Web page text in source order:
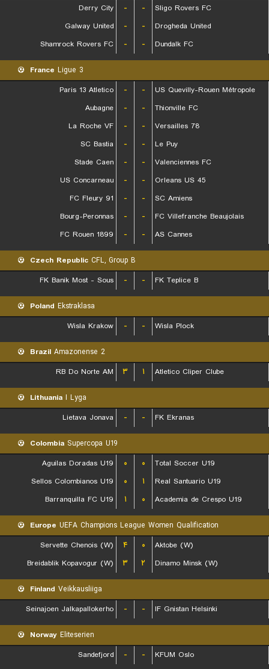
Derry City
- -
Sligo Rovers FC
Galway United
- -
Drogheda United
Shamrock Rovers FC
- - Dundalk FC
France Ligue 3
Paris 13 Atletico
- -
US Quevilly-Rouen Métropole
Aubagne
- -
Thionville FC
La Roche VF
- -
Versailles 78
SC Bastia
- -
Le Puy
Stade Caen
- -
Valenciennes FC
US Concarneau
- -
Orleans US 45
FC Fleury 91
- -
SC Amiens
Bourg-Peronnas
- -
FC Villefranche Beaujolais
FC Rouen 1899
- - AS Cannes
Czech Republic CFL, Group B
FK Banik Most - Sous
- - FK Teplice B
Poland Ekstraklasa
Wisla Krakow
- - Wisla Plock
Brazil Amazonense 2
RB Do Norte AM
۳ ۱ Atletico Cliper Clube
Lithuania I Lyga
Lietava Jonava
- - FK Ekranas
Colombia Supercopa U19
Aguilas Doradas U19
۰ ۰
Total Soccer U19
Sellos Colombianos U19
۰ ۱
Real Santuario U19
Barranquilla FC U19
۱ ۰ Academia de Crespo U19
Europe UEFA Champions League Women Qualification
Servette Chenois (W)
۴ ۰
Aktobe (W)
Breidablik Kopavogur (W)
۳ ۲ Dinamo Minsk (W)
Finland Veikkausliiga
Seinajoen Jalkapallokerho
- - IF Gnistan Helsinki
Norway Eliteserien
Sandefjord
- - KFUM Oslo